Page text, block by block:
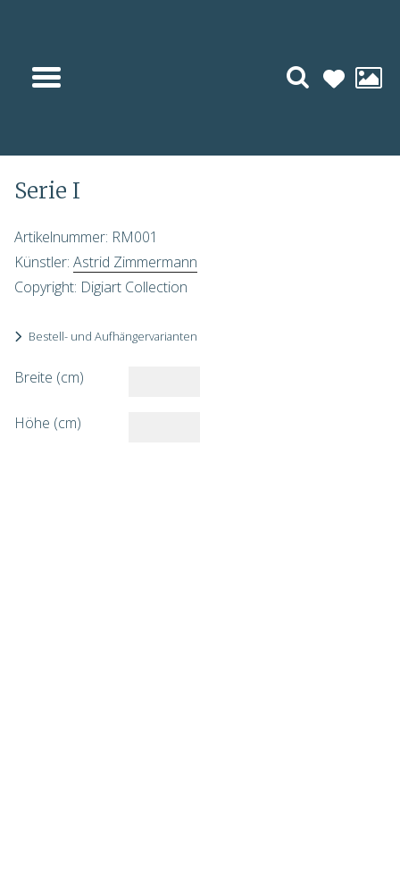
Serie I
Artikelnummer: RM001
Künstler: Astrid Zimmermann
Copyright: Digiart Collection
Bestell- und Aufhängervarianten
Breite (cm)
Höhe (cm)